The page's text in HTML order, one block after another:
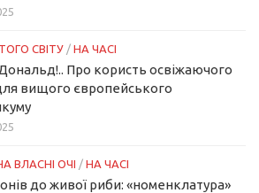
ТОГО СВІТУ / НА ЧАСІ
Про користь освіжаючого
вищого європейського
ВЛАСНІ ОЧІ / НА ЧАСІ
до живої риби: «номенклатура»